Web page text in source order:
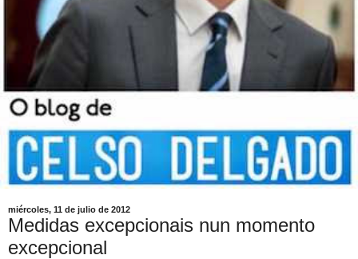
miércoles, 11 de julio de 2012
Medidas excepcionais nun momento
excepcional